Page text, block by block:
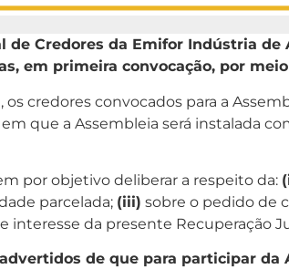
Credores da Emifor Indústria
em primeira convocação, por
credores convocados para a
que a Assembleia será instalada
por objetivo deliberar a respeito da:
parcelada; (iii) sobre o pedido de
interesse da presente Recuperação
de que para participar